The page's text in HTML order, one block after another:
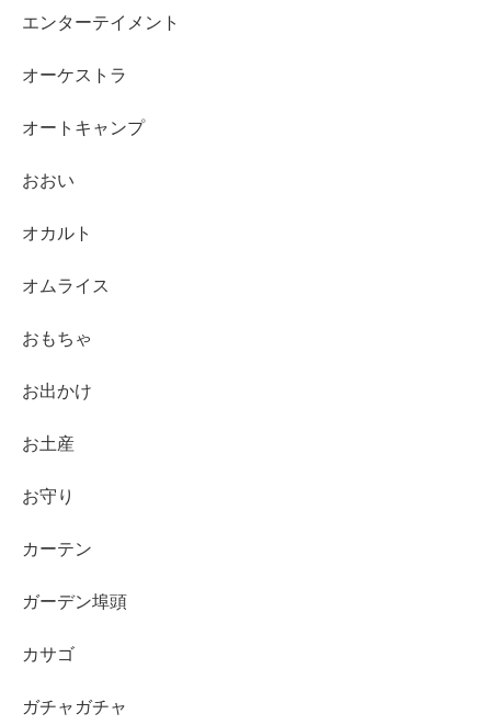
エンターテイメント
オーケストラ
オートキャンプ
おおい
オカルト
オムライス
おもちゃ
お出かけ
お土産
お守り
カーテン
ガーデン埠頭
カサゴ
ガチャガチャ